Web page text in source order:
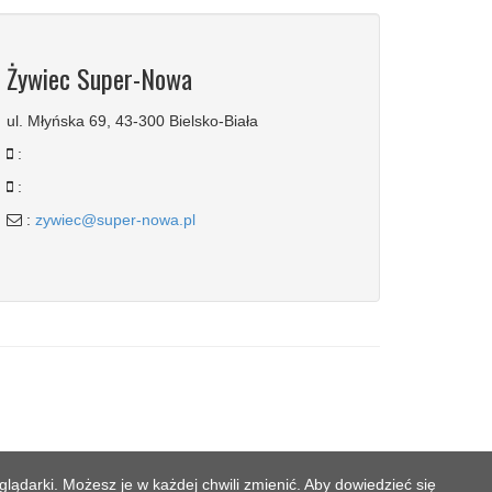
Żywiec Super-Nowa
ul. Młyńska 69, 43-300 Bielsko-Biała
:
:
: zywiec@super-nowa.pl
Możesz je w każdej chwili zmienić. Aby dowiedzieć się